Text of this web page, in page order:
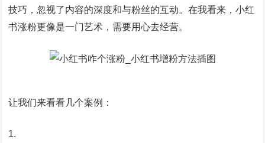
技巧，忽视了内容的深度和与粉丝的互动。在我看来，小红
书涨粉更像是一门艺术，需要用心去经营。
让我们来看看几个案例：